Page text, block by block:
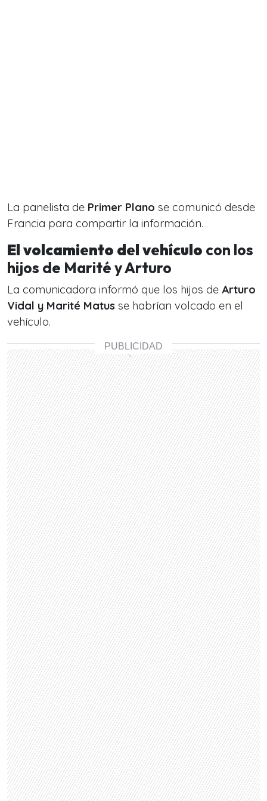
La panelista de Primer Plano se comunicó desde
Francia para compartir la información.
El volcamiento del vehículo con los
hijos de Marité y Arturo
La comunicadora informó que los hijos de Arturo
Vidal y Marité Matus se habrían volcado en el
vehículo.